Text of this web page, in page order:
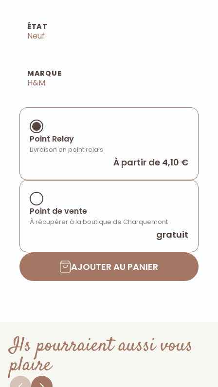
ÉTAT
Neuf
MARQUE
H&M
Point Relay
Livraison en point relais
À partir de 4,10 €
Point de vente
À récupérer à la boutique de Charquemont
gratuit
AJOUTER AU PANIER
Ils pourraient aussi vous
plaire